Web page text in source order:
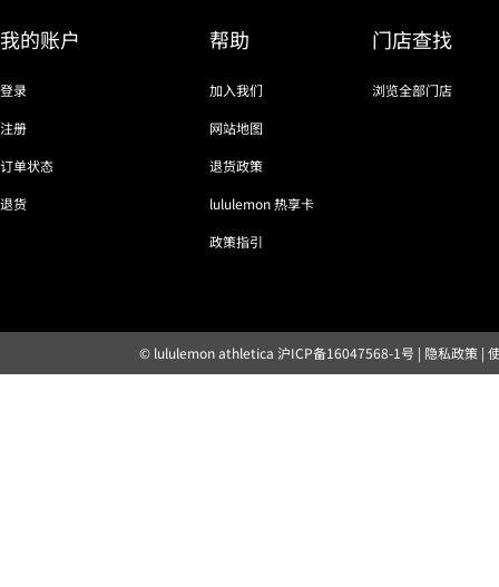
我的账户
登录
注册
订单状态
退货
帮助
加入我们
网站地图
退货政策
lululemon 热享卡
政策指引
门店查找
浏览全部门店
© lululemon athletica 沪ICP备16047568-1号 | 隐私政策|